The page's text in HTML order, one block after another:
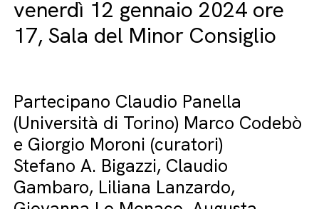
venerdì 12 gennaio 2024 ore
17, Sala del Minor Consiglio
Partecipano Claudio Panella
(Università di Torino) Marco Codebò
e Giorgio Moroni (curatori)
Stefano A. Bigazzi, Claudio
Gambaro, Liliana Lanzardo,